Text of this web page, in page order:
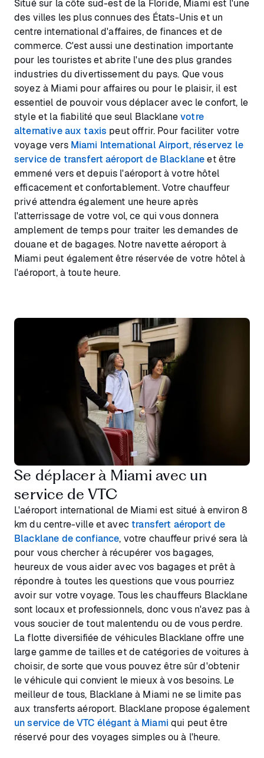
Situé sur la côte sud-est de la Floride, Miami est l'une
des villes les plus connues des États-Unis et un
centre international d'affaires, de finances et de
commerce. C'est aussi une destination importante
pour les touristes et abrite l'une des plus grandes
industries du divertissement du pays. Que vous
soyez à Miami pour affaires ou pour le plaisir, il est
essentiel de pouvoir vous déplacer avec le confort, le
style et la fiabilité que seul Blacklanevotre
alternative aux taxis peut offrir. Pour faciliter votre
voyage vers Miami International Airport, réservez le
service de transfert aéroport de Blacklaneet être
emmené vers et depuis l'aéroport à votre hôtel
efficacement et confortablement. Votre chauffeur
privé attendra également une heure après
l'atterrissage de votre vol, ce qui vous donnera
amplement de temps pour traiter les demandes de
douane et de bagages. Notre navette aéroport à
Miami peut également être réservée de votre hôtel à
l'aéroport, à toute heure.
Se déplacer à Miami avec un
service de VTC
L'aéroport international de Miami est situé à environ 8
km du centre-ville et avectransfert aéroport de
Blacklane de confiance, votre chauffeur privé sera là
pour vous chercher à récupérer vos bagages,
heureux de vous aider avec vos bagages et prêt à
répondre à toutes les questions que vous pourriez
avoir sur votre voyage. Tous les chauffeurs Blacklane
sont locaux et professionnels, donc vous n'avez pas à
vous soucier de tout malentendu ou de vous perdre.
La flotte diversifiée de véhicules Blacklane offre une
large gamme de tailles et de catégories de voitures à
choisir, de sorte que vous pouvez être sûr d'obtenir
le véhicule qui convient le mieux à vos besoins. Le
meilleur de tous, Blacklane à Miami ne se limite pas
aux transferts aéroport. Blacklane propose également
un service de VTC élégant à Miami qui peut être
réservé pour des voyages simples ou à l'heure.